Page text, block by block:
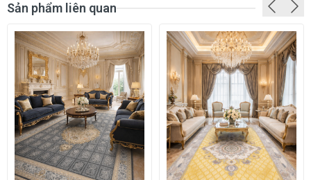
GIỚI THIỆU VỀ DÒNG THẢM BA TƯ SEDONA L006
Thảm Ba TưSEDONA L006 là một trong những loại
thảm nổi tiếng nhất thế giới, có nguồn gốc từ Iran nên
còn được gọi là thảm Iran. Dòng thảm cao cấp mang
tên thảm Iran không chỉ là vật dụng trang trí mà còn là
biểu tượng của sự tinh xảo, nghệ thuật và văn hóa
truyền thống của người Ba Tư.
Sản phẩm liên quan